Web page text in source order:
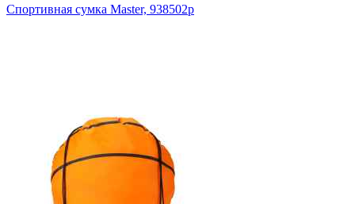
Спортивная сумка Master, 938502p